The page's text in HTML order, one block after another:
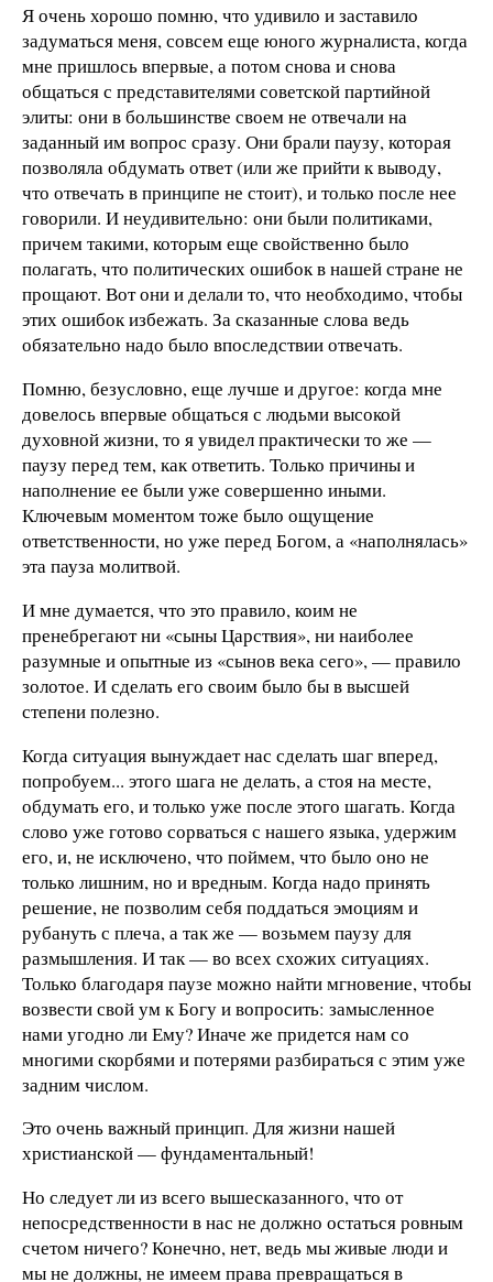
Я очень хорошо помню, что удивило и заставило
задуматься меня, совсем еще юного журналиста, когда
мне пришлось впервые, а потом снова и снова
общаться с представителями советской партийной
элиты: они в большинстве своем не отвечали на
заданный им вопрос сразу. Они брали паузу, которая
позволяла обдумать ответ (или же прийти к выводу,
что отвечать в принципе не стоит), и только после нее
говорили. И неудивительно: они были политиками,
причем такими, которым еще свойственно было
полагать, что политических ошибок в нашей стране не
прощают. Вот они и делали то, что необходимо, чтобы
этих ошибок избежать. За сказанные слова ведь
обязательно надо было впоследствии отвечать.
Помню, безусловно, еще лучше и другое: когда мне
довелось впервые общаться с людьми высокой
духовной жизни, то я увидел практически то же —
паузу перед тем, как ответить. Только причины и
наполнение ее были уже совершенно иными.
Ключевым моментом тоже было ощущение
ответственности, но уже перед Богом, а «наполнялась»
эта пауза молитвой.
И мне думается, что это правило, коим не
пренебрегают ни «сыны Царствия», ни наиболее
разумные и опытные из «сынов века сего», — правило
золотое. И сделать его своим было бы в высшей
степени полезно.
Когда ситуация вынуждает нас сделать шаг вперед,
попробуем... этого шага не делать, а стоя на месте,
обдумать его, и только уже после этого шагать. Когда
слово уже готово сорваться с нашего языка, удержим
его, и, не исключено, что поймем, что было оно не
только лишним, но и вредным. Когда надо принять
решение, не позволим себя поддаться эмоциям и
рубануть с плеча, а так же — возьмем паузу для
размышления. И так — во всех схожих ситуациях.
Только благодаря паузе можно найти мгновение, чтобы
возвести свой ум к Богу и вопросить: замысленное
нами угодно ли Ему? Иначе же придется нам со
многими скорбями и потерями разбираться с этим уже
задним числом.
Это очень важный принцип. Для жизни нашей
христианской — фундаментальный!
Но следует ли из всего вышесказанного, что от
непосредственности в нас не должно остаться ровным
счетом ничего? Конечно, нет, ведь мы живые люди и
мы не должны, не имеем права превращаться в